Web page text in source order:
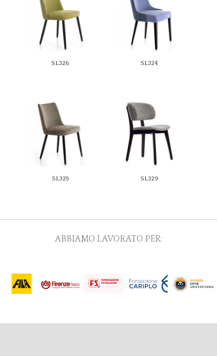
SL326 SL324
SL325 SL329
ABBIAMO LAVORATO PER: